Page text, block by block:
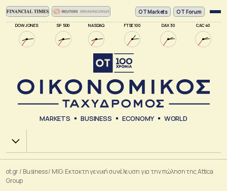
DOW JONES SP 500 NASDAQ FTSE 100 DAX 30 CAC 40
ΟΤ Markets OT Forum
MARKETS BUSINESS ECONOMY WORLD
Χ.Α.
ot.gr/ Business/ MIG: Εκτακτη γενική συνέλευση για την πώληση της Attica
Group